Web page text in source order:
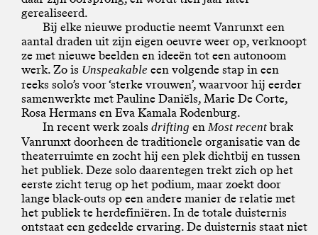
gerealiseerd.
Bij elke nieuwe productie neemt Vanrunxt een
aantal draden uit zijn eigen oeuvre weer op, verknoopt
ze met nieuwe beelden en ideeën tot een autonoom
werk. Zo is Unspeakable een volgende stap in een
reeks solo’s voor ‘sterke vrouwen’, waarvoor hij eerder
samenwerkte met Pauline Daniëls, Marie De Corte,
Rosa Hermans en Eva Kamala Rodenburg.
In recent werk zoals drifting en Most recentbrak
Vanrunxt doorheen de traditionele organisatie van de
theaterruimte en zocht hij een plek dichtbij en tussen
het publiek. Deze solo daarentegen trekt zich op het
eerste zicht terug op het podium, maar zoekt door
lange black-outs op een andere manier de relatie met
het publiek te herdefiniëren. In de totale duisternis
ontstaat een gedeelde ervaring. De duisternis staat niet